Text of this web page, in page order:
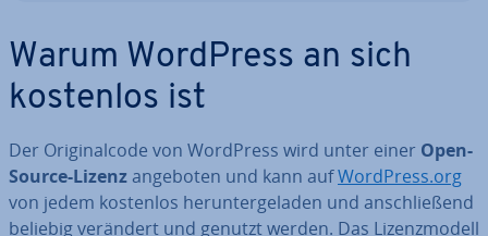
Warum WordPress an sich
kostenlos ist
Der Ori­gi­nal­code von WordPress wird unter einer Open-
Source-Lizenzangeboten und kann aufWordPress.org
von jedem kostenlos her­un­ter­ge­la­den und an­schlie­ßend
beliebig verändert und genutzt werden. Das Li­zenz­mo­dell